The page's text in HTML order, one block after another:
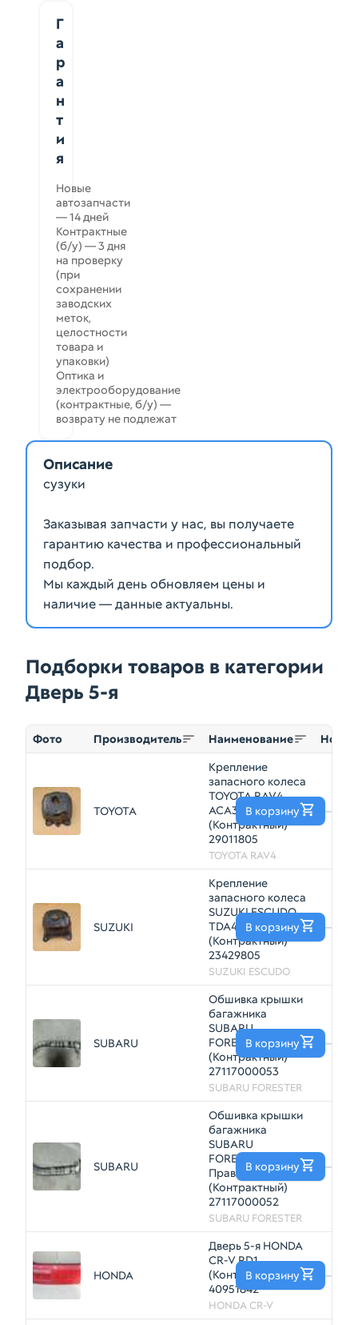
Г
а
р
а
н
т
и
я
Новые
автозапчасти
— 14 дней
Контрактные
(б/у) — 3 дня
на проверку
(при
сохранении
заводских
меток,
целостности
товара и
упаковки)
Оптика и
электрооборудование
(контрактные, б/у) —
возврату не подлежат
Описание
сузуки
Заказывая запчасти у нас, вы получаете
гарантию качества и профессиональный
подбор.
Мы каждый день обновляем цены и
наличие — данные актуальны.
Подборки товаров в категории
Дверь 5-я
Фото Производитель Наименование Номер
TOYOTA
Крепление
запасного колеса
TOYOTA RAV4
ACA31
(Контрактный)
29011805
TOYOTA RAV4
—
В корзину
SUZUKI
Крепление
запасного колеса
SUZUKI ESCUDO
TDA4W
(Контрактный)
23429805
SUZUKI ESCUDO
—
В корзину
SUBARU
Обшивка крышки
багажника
SUBARU
FORESTER SHJ Лев
(Контрактный)
27117000053
SUBARU FORESTER
—
В корзину
SUBARU
Обшивка крышки
багажника
SUBARU
FORESTER SHJ
Прав
(Контрактный)
27117000052
SUBARU FORESTER
—
В корзину
HONDA
Дверь 5-я HONDA
CR-V RD1
(Контрактный)
40951842
HONDA CR-V
—
В корзину